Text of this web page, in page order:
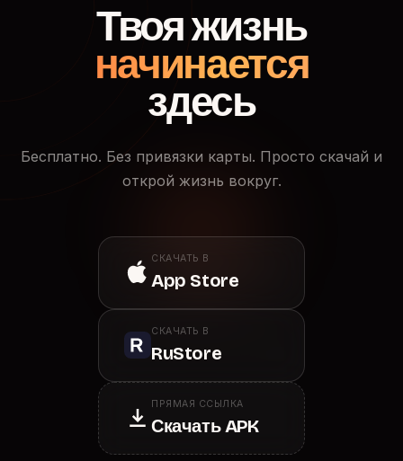
Твоя жизнь
начинается
здесь
Бесплатно. Без привязки карты. Просто скачай и
открой жизнь вокруг.
СКАЧАТЬ В
App Store
СКАЧАТЬ В
RuStore
ПРЯМАЯ ССЫЛКА
Скачать APK